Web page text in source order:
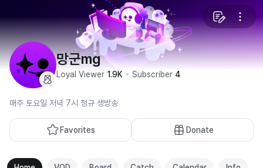
망군mg
Loyal Viewer 1.9K Subscriber 4
매주 토요일 저녁 7시 정규 생방송
Favorites Donate